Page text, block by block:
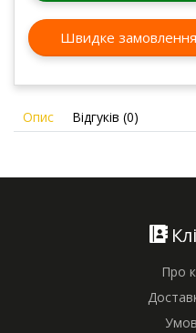
Швидке замовлення
Опис Відгуків (0)
Про